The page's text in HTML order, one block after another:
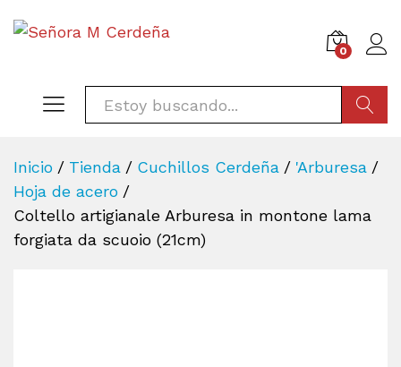
0
Inicio / Tienda / Cuchillos Cerdeña / 'Arburesa /
Hoja de acero /
Coltello artigianale Arburesa in montone lama
forgiata da scuoio (21cm)